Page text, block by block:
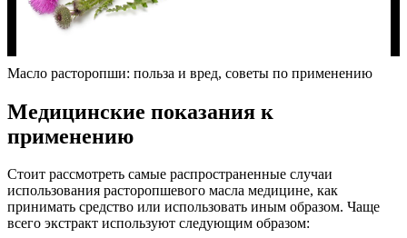
Масло расторопши: польза и вред, советы по применению
Медицинские показания к
применению
Стоит рассмотреть самые распространенные случаи
использования расторопшевого масла медицине, как
принимать средство или использовать иным образом. Чаще
всего экстракт используют следующим образом: